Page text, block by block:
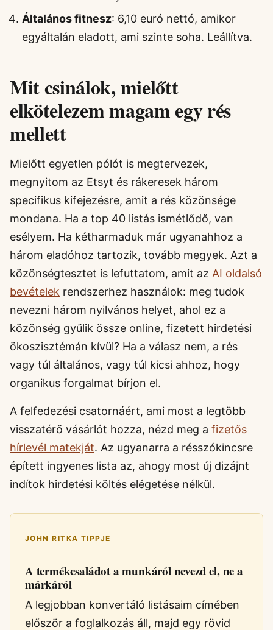
Általános fitnesz: 6,10 euró nettó, amikor
egyáltalán eladott, ami szinte soha. Leállítva.
Mit csinálok, mielőtt
elkötelezem magam egy rés
mellett
Mielőtt egyetlen pólót is megtervezek,
megnyitom az Etsyt és rákeresek három
specifikus kifejezésre, amit a rés közönsége
mondana. Ha a top 40 listás ismétlődő, van
esélyem. Ha kétharmaduk már ugyanahhoz a
három eladóhoz tartozik, tovább megyek. Azt a
közönségtesztet is lefuttatom, amit az AI oldalsó
bevételek rendszerhez használok: meg tudok
nevezni három nyilvános helyet, ahol ez a
közönség gyűlik össze online, fizetett hirdetési
ökoszisztémán kívül? Ha a válasz nem, a rés
vagy túl általános, vagy túl kicsi ahhoz, hogy
organikus forgalmat bírjon el.
A felfedezési csatornáért, ami most a legtöbb
visszatérő vásárlót hozza, nézd meg a fizetős
hírlevél matekját. Az ugyanarra a résszókincsre
épített ingyenes lista az, ahogy most új dizájnt
indítok hirdetési költés elégetése nélkül.
JOHN RITKA TIPPJE
A termékcsaládot a munkáról nevezd el, ne a
márkáról
A legjobban konvertáló listásaim címében
először a foglalkozás áll, majd egy rövid